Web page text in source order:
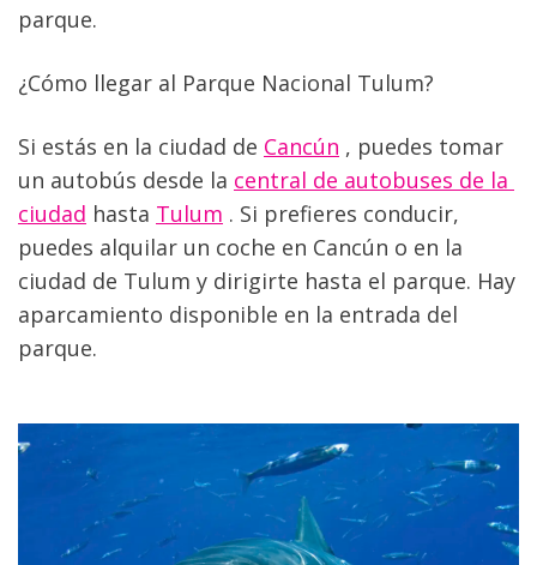
parque.
¿Cómo llegar al Parque Nacional Tulum?
Si estás en la ciudad de Cancún , puedes tomar
un autobús desde la central de autobuses de la
ciudad hasta Tulum . Si prefieres conducir,
puedes alquilar un coche en Cancún o en la
ciudad de Tulum y dirigirte hasta el parque. Hay
aparcamiento disponible en la entrada del
parque.